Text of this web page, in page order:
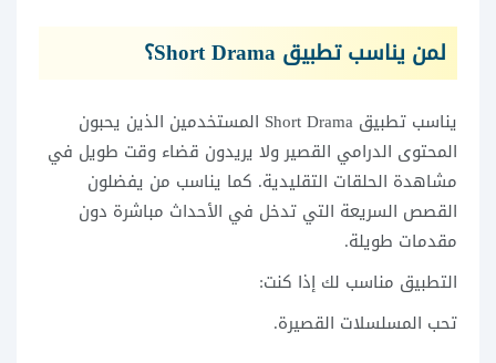
لمن يناسب تطبيق Short Drama؟
يناسب تطبيق Short Drama المستخدمين الذين يحبون
المحتوى الدرامي القصير ولا يريدون قضاء وقت طويل في
مشاهدة الحلقات التقليدية. كما يناسب من يفضلون
القصص السريعة التي تدخل في الأحداث مباشرة دون
مقدمات طويلة.
التطبيق مناسب لك إذا كنت:
تحب المسلسلات القصيرة.